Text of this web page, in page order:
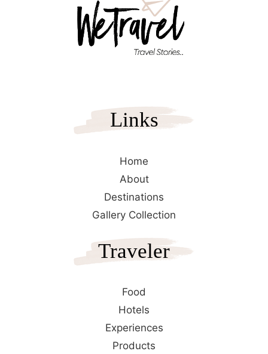
Links
Home
About
Destinations
Gallery Collection
Traveler
Food
Hotels
Experiences
Products